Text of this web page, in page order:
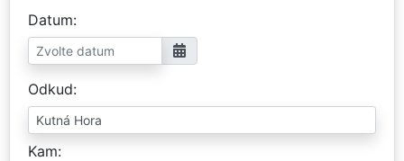
Datum
Odkud
Kam